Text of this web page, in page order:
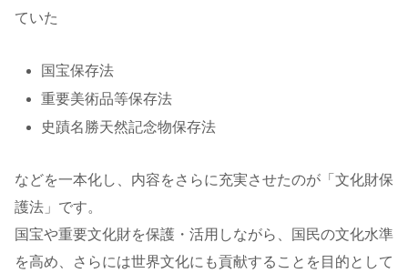
ていた
国宝保存法
重要美術品等保存法
史蹟名勝天然記念物保存法
などを一本化し、内容をさらに充実させたのが「文化財保
護法」です。
国宝や重要文化財を保護・活用しながら、国民の文化水準
を高め、さらには世界文化にも貢献することを目的として